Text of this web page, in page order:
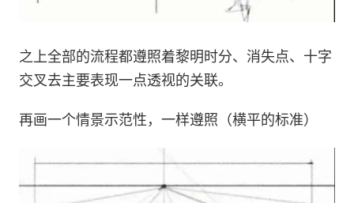
之上全部的流程都遵照着黎明时分、消失点、十字
交叉去主要表现一点透视的关联。
再画一个情景示范性，一样遵照（横平的标准）